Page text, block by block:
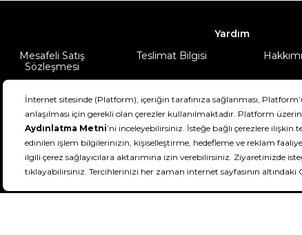
Yardım
Mesafeli Satış
Sözleşmesi
Teslimat Bilgisi
DeFactoFIT ©️ 2022-2026. Tüm hakları